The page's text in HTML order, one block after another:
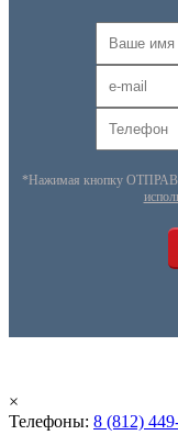
*Нажимая кнопку
×
Телефоны: 8 (812)